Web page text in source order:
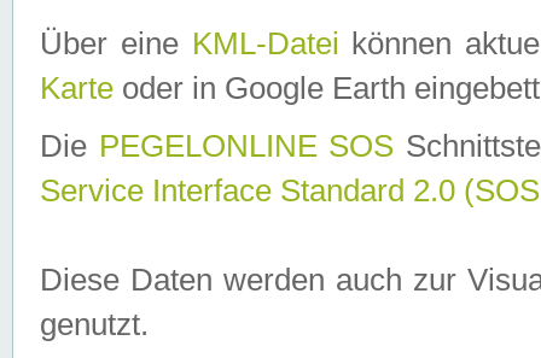
Über eine KML-Datei können
Karte oder in Google Earth
Die PEGELONLINE SOS
Service Interface Standard 2.0
Diese Daten werden auch zur
genutzt.